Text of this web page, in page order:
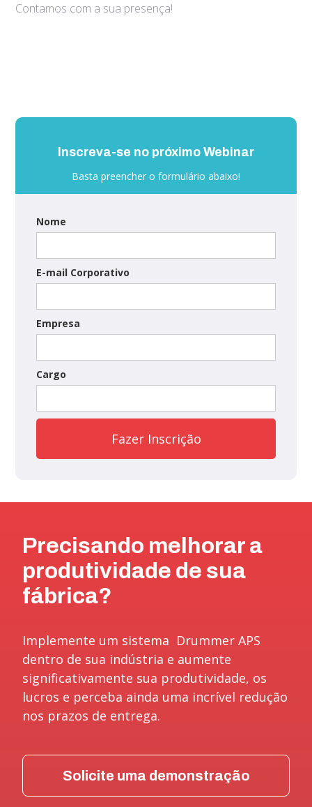
Contamos com a sua presença!
Inscreva-se no próximo Webinar
Basta preencher o formulário abaixo!
Nome
E-mail Corporativo
Empresa
Cargo
Precisando melhorar a
produtividade de sua
fábrica?
Implemente um sistema Drummer APS
dentro de sua indústria e aumente
significativamente sua produtividade, os
lucros e perceba ainda uma incrível redução
nos prazos de entrega.
Solicite uma demonstração